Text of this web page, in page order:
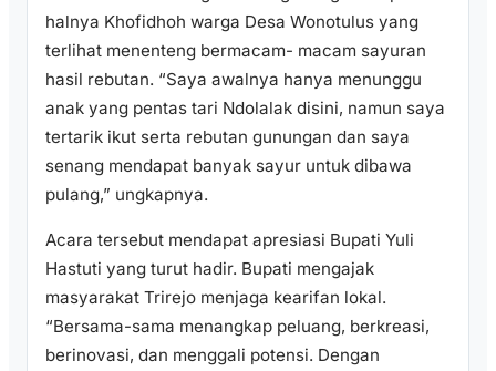
halnya Khofidhoh warga Desa Wonotulus yang
terlihat menenteng bermacam- macam sayuran
hasil rebutan. “Saya awalnya hanya menunggu
anak yang pentas tari Ndolalak disini, namun saya
tertarik ikut serta rebutan gunungan dan saya
senang mendapat banyak sayur untuk dibawa
pulang,” ungkapnya.
Acara tersebut mendapat apresiasi Bupati Yuli
Hastuti yang turut hadir. Bupati mengajak
masyarakat Trirejo menjaga kearifan lokal.
“Bersama-sama menangkap peluang, berkreasi,
berinovasi, dan menggali potensi. Dengan